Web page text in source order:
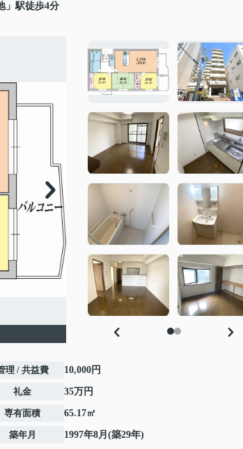
」駅徒歩4分
理 / 共益費 10,000円
礼金 35万円
専有面積 65.17㎡
築年月 1997年8月(築29年)